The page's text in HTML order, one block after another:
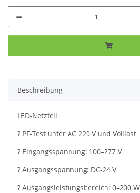
Beschreibung
LED-Netzteil
? PF-Test unter AC 220 V und Volllast
? Eingangsspannung: 100–277 V
? Ausgangsspannung: DC-24 V
? Ausgangsleistungsbereich: 0–200 W